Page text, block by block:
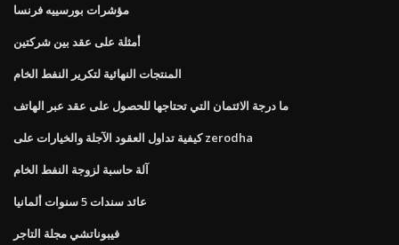
مؤشرات بورسييه فرنسا
أمثلة على عقد بين شركتين
المنتجات النهائية لتكرير النفط الخام
ما درجة الائتمان التي تحتاجها للحصول على عقد عبر الهاتف
كيفية تداول العقود الآجلة والخيارات على zerodha
آلة حاسبة لزوجة النفط الخام
عائد سندات 5 سنوات ألمانيا
فيبوناتشي مجلة التاجر